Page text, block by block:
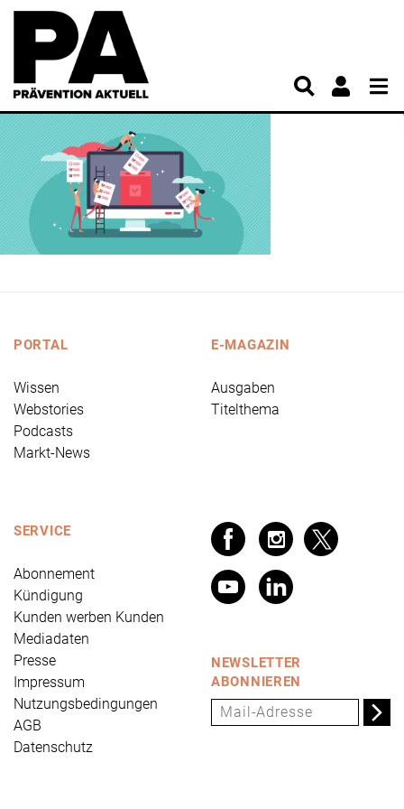
PORTAL
Wissen
Webstories
Podcasts
Markt-News
E-MAGAZIN
Ausgaben
Titelthema
SERVICE
Abonnement
Kündigung
Kunden werben Kunden
Mediadaten
Presse
Impressum
Nutzungsbedingungen
AGB
Datenschutz
NEWSLETTER
ABONNIEREN